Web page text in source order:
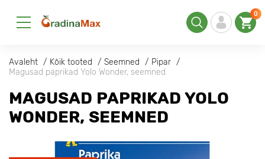
0
Avaleht Kõik tooted Seemned
Pipar
Magusad paprikad Yolo Wonder, seemned
MAGUSAD PAPRIKAD YOLO
WONDER, SEEMNED